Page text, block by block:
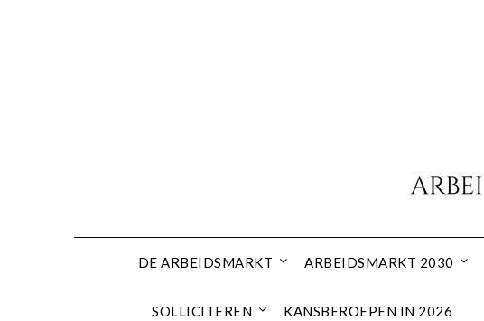
DE ARBEIDSMARKT ARBEIDSMARKT 2030
SOLLICITEREN KANSBEROEPEN IN 2026